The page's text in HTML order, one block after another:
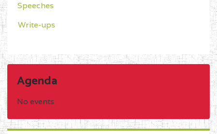
Speeches
Write-ups
Agenda
No events